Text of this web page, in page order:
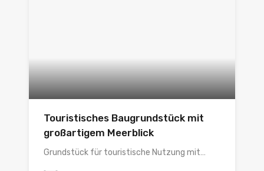
Touristisches Baugrundstück mit
großartigem Meerblick
Grundstück für touristische Nutzung mit…